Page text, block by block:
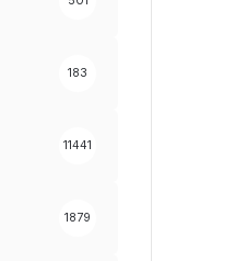
183
11441
1879